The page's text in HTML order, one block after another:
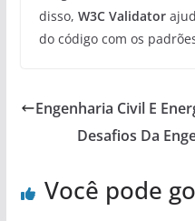
disso, W3C Validator
do código com os
Engenharia Civil E
Desafios Da
Você pode